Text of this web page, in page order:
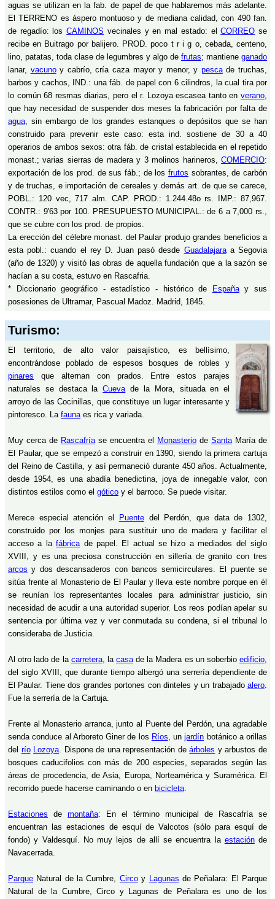
aguas se utilizan en la fab. de papel de que hablaremos más adelante.
El TERRENO es áspero montuoso y de mediana calidad, con 490 fan.
de regadío: losCAMINOS vecinales y en mal estado: elCORREO se
recibe en Buitrago por balijero. PROD. poco t r i g o, cebada, centeno,
lino, patatas, toda clase de legumbres y algo de frutas; mantiene ganado
lanar, vacunoy cabrío, cría caza mayor y menor, y pescade truchas,
barbos y cachos, IND.: una fáb. de papel con 6 cilindros, la cual tira por
lo común 68 resmas diarias, pero el r. Lozoya escasea tanto en verano,
que hay necesidad de suspender dos meses la fabricación por falta de
agua, sin embargo de los grandes estanques o depósitos que se han
construido para prevenir este caso: esta ind. sostiene de 30 a 40
operarios de ambos sexos: otra fáb. de cristal establecida en el repetido
monast.; varias sierras de madera y 3 molinos harineros, COMERCIO:
exportación de los prod. de sus fáb.; de los frutos sobrantes, de carbón
y de truchas, e importación de cereales y demás art. de que se carece,
POBL.: 120 vec, 717 alm. CAP. PROD.: 1.244.48o rs. IMP.: 87,967.
CONTR.: 9'63 por 100. PRESUPUESTO MUNICIPAL.: de 6 a 7,000 rs.,
que se cubre con los prod. de propios.
La erección del célebre monast. del Paular produjo grandes beneficios a
esta pobl.: cuando el rey D. Juan pasó desde Guadalajaraa Segovia
(año de 1320) y visitó las obras de aquella fundación que a la sazón se
hacían a su costa, estuvo en Rascafria.
* Diccionario geográfico - estadístico - histórico de
Españay sus
posesiones de Ultramar, Pascual Madoz. Madrid, 1845.
Turismo:
El territorio, de alto valor paisajístico, es bellísimo,
encontrándose poblado de espesos bosques de robles y
pinares que alternan con prados. Entre estos parajes
naturales se destaca laCuevade la Mora, situada en el
arroyo de las Cocinillas, que constituye un lugar interesante y
pintoresco. La faunaes rica y variada.
Muy cerca de Rascafríase encuentra el Monasterio de SantaMaría de
El Paular, que se empezó a construir en 1390, siendo la primera cartuja
del Reino de Castilla, y así permaneció durante 450 años. Actualmente,
desde 1954, es una abadía benedictina, joya de innegable valor, con
distintos estilos como el gótico y el barroco. Se puede visitar.
Merece especial atención el Puentedel Perdón, que data de 1302,
construido por los monjes para sustituir uno de madera y facilitar el
acceso a lafábricade papel. El actual se hizo a mediados del siglo
XVIII, y es una preciosa construcción en sillería de granito con tres
arcos y dos descansaderos con bancos semicirculares. El puente se
sitúa frente al Monasterio de El Paular y lleva este nombre porque en él
se reunían los representantes locales para administrar justicio, sin
necesidad de acudir a una autoridad superior. Los reos podían apelar su
sentencia por última vez y ver conmutada su condena, si el tribunal lo
consideraba de Justicia.
Al otro lado de la carretera, lacasade la Madera es un soberbioedificio,
del siglo XVIII, que durante tiempo albergó una serrería dependiente de
El Paular. Tiene dos grandes portones con dinteles y un trabajado alero.
Fue la serrería de la Cartuja.
Frente al Monasterio arranca, junto al Puente del Perdón, una agradable
senda conduce al Arboreto Giner de los Ríos, unjardín botánico a orillas
del río Lozoya. Dispone de una representación deárboles y arbustos de
bosques caducifolios con más de 200 especies, separados según las
áreas de procedencia, de Asia, Europa, Norteamérica y Suramérica. El
recorrido puede hacerse caminando o en bicicleta.
Estaciones de montaña: En el término municipal de Rascafría se
encuentran las estaciones de esquí de Valcotos (sólo para esquí de
fondo) y Valdesquí. No muy lejos de allí se encuentra la estaciónde
Navacerrada.
Parque Natural de la Cumbre, Circoy Lagunas de Peñalara: El Parque
Natural de la Cumbre, Circo y Lagunas de Peñalara es uno de los